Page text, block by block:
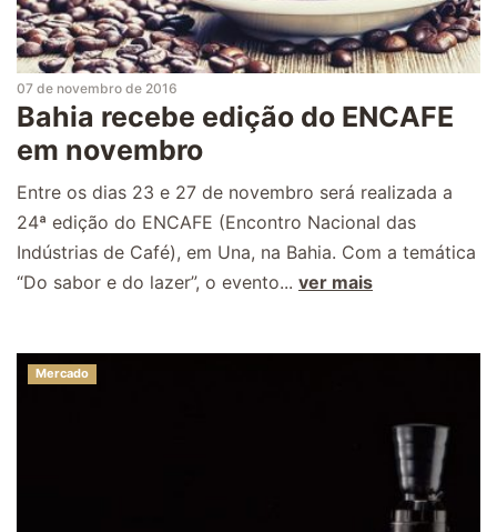
07 de novembro de 2016
Bahia recebe edição do ENCAFE
em novembro
Entre os dias 23 e 27 de novembro será realizada a
24ª edição do ENCAFE (Encontro Nacional das
Indústrias de Café), em Una, na Bahia. Com a temática
“Do sabor e do lazer”, o evento... ver mais
Mercado